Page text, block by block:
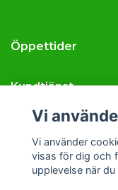
Öppettider
Kundtjänst
Läs mer
Sociala medier
Vi
Vi använder
visas för dig och
upplevelse när